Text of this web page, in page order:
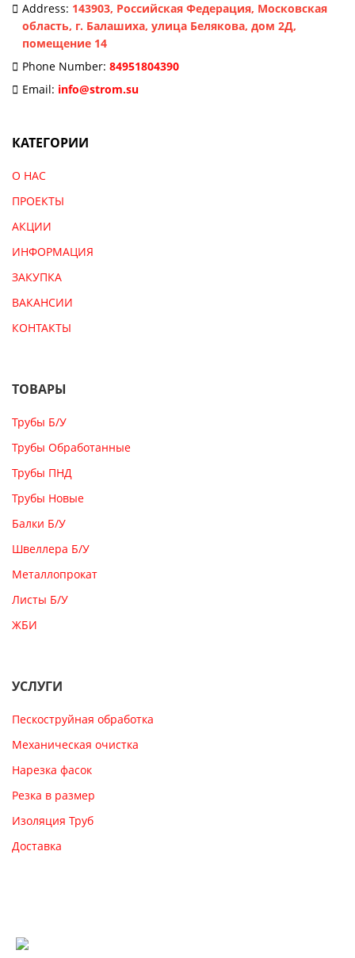
Address: 143903, Российская Федерация, Московская
область, г. Балашиха, улица Белякова, дом 2Д,
помещение 14
Phone Number: 84951804390
Email: info@strom.su
КАТЕГОРИИ
О НАС
ПРОЕКТЫ
АКЦИИ
ИНФОРМАЦИЯ
ЗАКУПКА
ВАКАНСИИ
КОНТАКТЫ
ТОВАРЫ
Трубы Б/У
Трубы Обработанные
Трубы ПНД
Трубы Новые
Балки Б/У
Швеллера Б/У
Металлопрокат
Листы Б/У
ЖБИ
УСЛУГИ
Пескоструйная обработка
Механическая очистка
Нарезка фасок
Резка в размер
Изоляция Труб
Доставка